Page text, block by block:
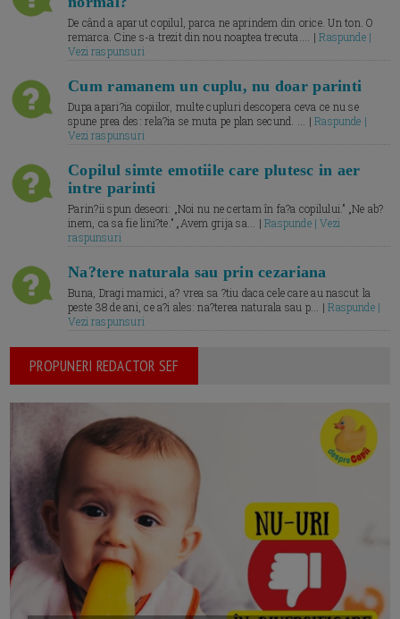
De când a aparut copilul, parca ne aprindem din orice. Un ton. O
remarca. Cine s-a trezit din nou noaptea trecuta.... |Raspunde |
Vezi raspunsuri
Cum ramanem un cuplu, nu doar parinti
Dupa apari?ia copiilor, multe cupluri descopera ceva ce nu se
spune prea des: rela?ia se muta pe plan secund. ... |Raspunde |
Vezi raspunsuri
Copilul simte emotiile care plutesc in aer
intre parinti
Parin?ii spun deseori: „Noi nu ne certam în fa?a copilului.” „Ne ab?
inem, ca sa fie lini?te.” „Avem grija sa... |Raspunde | Vezi
raspunsuri
Na?tere naturala sau prin cezariana
Buna, Dragi mamici, a? vrea sa ?tiu daca cele care au nascut la
peste 38 de ani, ce a?i ales: na?terea naturala sau p... |Raspunde |
Vezi raspunsuri
PROPUNERI REDACTOR SEF